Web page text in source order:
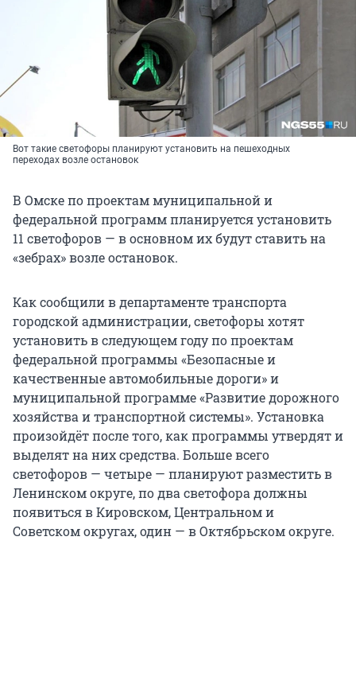
Вот такие светофоры планируют установить на пешеходных
переходах возле остановок
В Омске по проектам муниципальной и
федеральной программ планируется установить
11 светофоров — в основном их будут ставить на
«зебрах» возле остановок.
Как сообщили в департаменте транспорта
городской администрации, светофоры хотят
установить в следующем году по проектам
федеральной программы «Безопасные и
качественные автомобильные дороги» и
муниципальной программе «Развитие дорожного
хозяйства и транспортной системы». Установка
произойдёт после того, как программы утвердят и
выделят на них средства. Больше всего
светофоров — четыре — планируют разместить в
Ленинском округе, по два светофора должны
появиться в Кировском, Центральном и
Советском округах, один — в Октябрьском округе.